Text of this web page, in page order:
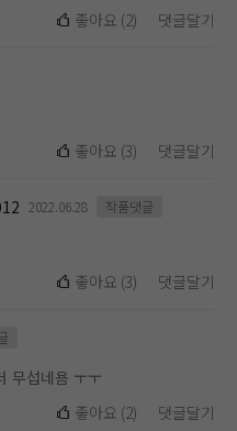
좋아요 (2) 댓글달기
좋아요 (3) 댓글달기
2022.06.28 작품댓글
좋아요 (3) 댓글달기
무섭네욤 ㅜㅜ
좋아요 (2) 댓글달기